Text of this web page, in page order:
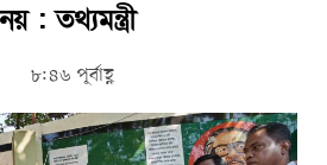
: তথ্যমন্ত্রী
৮:৪৬ পূর্বাহ্ণ